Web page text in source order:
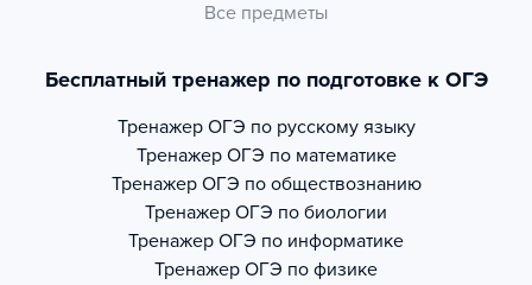
Все предметы
Бесплатный тренажер по подготовке к ОГЭ
Тренажер ОГЭ по русскому языку
Тренажер ОГЭ по математике
Тренажер ОГЭ по обществознанию
Тренажер ОГЭ по биологии
Тренажер ОГЭ по информатике
Тренажер ОГЭ по физике